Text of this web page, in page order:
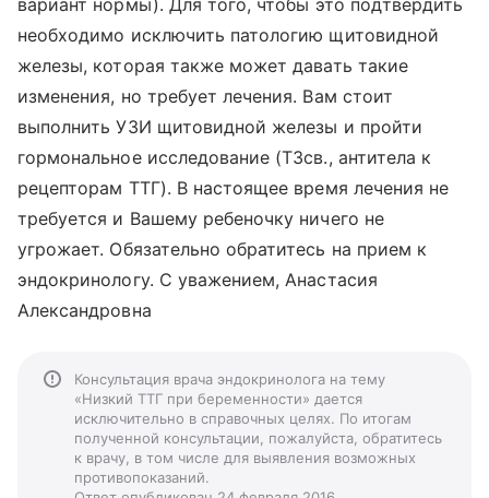
вариант нормы). Для того, чтобы это подтвердить
необходимо исключить патологию щитовидной
железы, которая также может давать такие
изменения, но требует лечения. Вам стоит
выполнить УЗИ щитовидной железы и пройти
гормональное исследование (Т3св., антитела к
рецепторам ТТГ). В настоящее время лечения не
требуется и Вашему ребеночку ничего не
угрожает. Обязательно обратитесь на прием к
эндокринологу. С уважением, Анастасия
Александровна
Консультация врача эндокринолога на тему
«Низкий ТТГ при беременности» дается
исключительно в справочных целях. По итогам
полученной консультации, пожалуйста, обратитесь
к врачу, в том числе для выявления возможных
противопоказаний.